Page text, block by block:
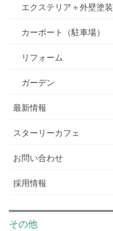
エクステリア＋外壁塗装
カーポート（駐車場）
リフォーム
ガーデン
最新情報
スターリーカフェ
お問い合わせ
採用情報
その他